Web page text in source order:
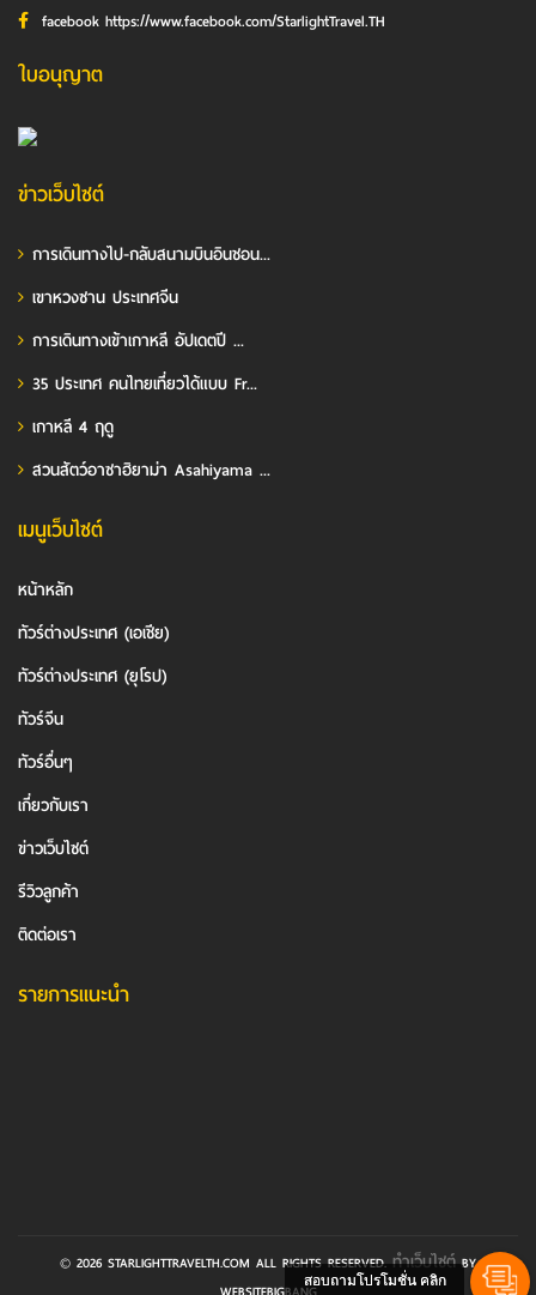
facebook https://www.facebook.com/StarlightTravel.TH
ใบอนุญาต
ข่าวเว็บไซต์
การเดินทางไป-กลับสนามบินอินชอน...
เขาหวงซาน ประเทศจีน
การเดินทางเข้าเกาหลี อัปเดตปี ...
35 ประเทศ คนไทยเที่ยวได้แบบ Fr...
เกาหลี 4 ฤดู
สวนสัตว์อาซาฮิยาม่า Asahiyama ...
เมนูเว็บไซต์
หน้าหลัก
ทัวร์ต่างประเทศ (เอเชีย)
ทัวร์ต่างประเทศ (ยุโรป)
ทัวร์จีน
ทัวร์อื่นๆ
เกี่ยวกับเรา
ข่าวเว็บไซต์
รีวิวลูกค้า
ติดต่อเรา
รายการแนะนำ
© 2026 STARLIGHTTRAVELTH.COM ALL RIGHTS RESERVED.ทำเว็บไซต์BY
สอบถามโปรโมชั่น คลิก